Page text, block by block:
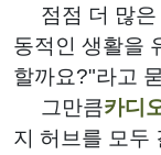
점점 더 많
동적인 생활을
할까요?"라고
그만큼카디
지 허브를 모두